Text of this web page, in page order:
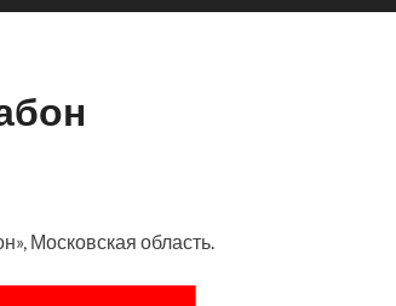
Московская область.